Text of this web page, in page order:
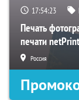
17:54:22
Печать
печати netPrint
Россия